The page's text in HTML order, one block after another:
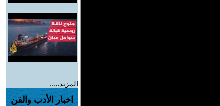
المزيد.....
اخبار الأدب والفن